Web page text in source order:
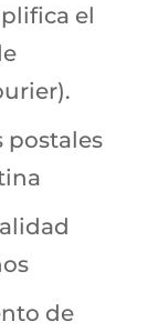
el
postales
de